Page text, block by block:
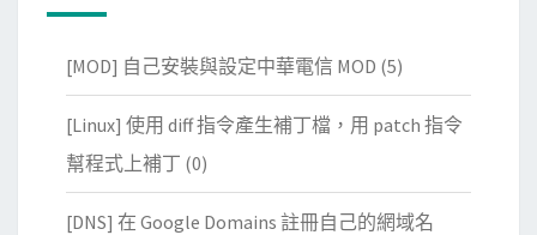
[MOD] 自己安裝與設定中華電信 MOD (5)
[Linux] 使用 diff 指令產生補丁檔，用 patch 指令
幫程式上補丁 (0)
[DNS] 在 Google Domains 註冊自己的網域名